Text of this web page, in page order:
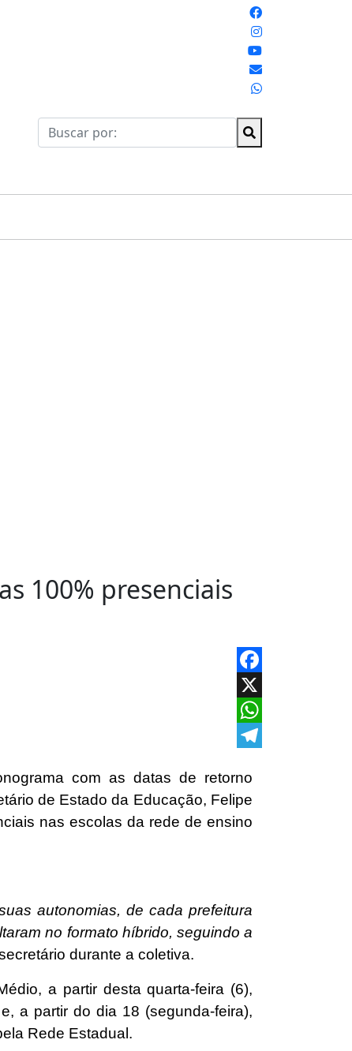
100% presenciais
Facebook
X
WhatsApp
com as datas de retorno
de Estado da Educação, Felipe
nas escolas da rede de ensino
autonomias, de cada prefeitura
no formato híbrido, seguindo a
durante a coletiva.
a partir desta quarta-feira (6),
a partir do dia 18 (segunda-feira),
Rede Estadual.